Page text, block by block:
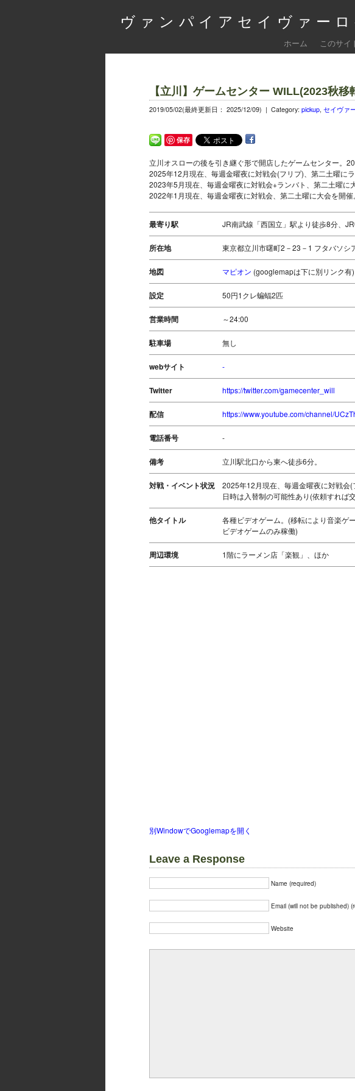
ヴァンパイアセイヴァー
ホーム このサイ
【立川】ゲームセンター WILL(2023秋移
2019/05/02(最終更新日： 2025/12/09) | Category: pickup, セイヴァ
保存
立川オスローの後を引き継ぐ形で開店したゲームセンター。
2025年12月現在、毎週金曜夜に対戦会(フリプ)、第二土曜にラ
2023年5月現在、毎週金曜夜に対戦会+ランバト、第二土曜に
2022年1月現在、毎週金曜夜に対戦会、第二土曜に大会を開催。
最寄り駅 JR南武線「西国立」駅より徒歩8分、
所在地 東京都立川市曙町2－23－1 フタバソシ
地図 マピオン (googlemapは下に別リンク有)
設定 50円1クレ蝙蝠2匹
営業時間 ～24:00
駐車場 無し
webサイト -
Twitter https://twitter.com/gamecenter_will
配信 https://www.youtube.com/channel/
電話番号 -
備考 立川駅北口から東へ徒歩6分。
対戦・イベント状況
2025年12月現在、毎週金曜夜に対戦会
日時は入替制の可能性あり(依頼すれば
他タイトル
各種ビデオゲーム。(移転により音楽ゲ
ビデオゲームのみ稼働)
周辺環境 1階にラーメン店「楽観」、ほか
別WindowでGooglemapを開く
Leave a Response
Name (required)
Email (will not be published)
Website